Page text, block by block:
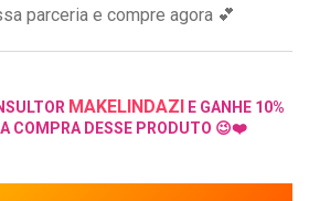
parceria e compre agora 💕
MAKELINDAZI
E GANHE 10%
COMPRA DESSE PRODUTO 😉❤️